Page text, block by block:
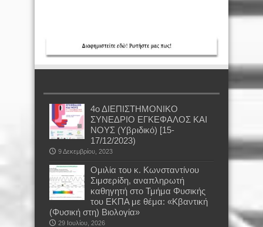
4ο ΔΙΕΠΙΣΤΗΜΟΝΙΚΟ
ΣΥΝΕΔΡΙΟ ΕΓΚΕΦΑΛΟΣ ΚΑΙ
ΝΟΥΣ (Υβριδικό) [15-
17/12/2023)
9 Δεκεμβρίου, 2023
Oμιλία του κ. Κωνσταντίνου
Σιμσερίδη, αναπληρωτή
καθηγητή στο Τμήμα Φυσικής
του ΕΚΠΑ με θέμα: «Κβαντική
(Φυσική στη) Βιολογία»
29 Ιουλίου, 2026